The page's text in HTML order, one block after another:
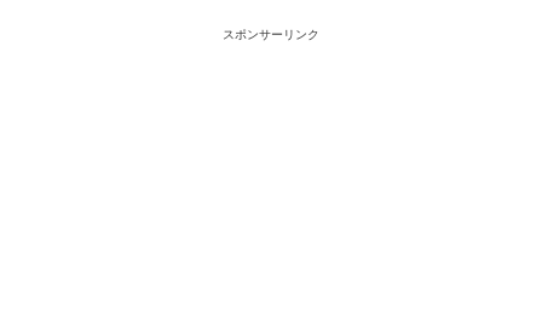
スポンサーリンク